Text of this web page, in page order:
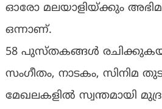
ഓരോ മലയാളിയ്ക്കും
ഒന്നാണ്.
​58 പുസ്തകങ്ങൾ
സംഗീതം, നാടകം, സിനിമ
മേഖലകളിൽ സ്വന്തമായി